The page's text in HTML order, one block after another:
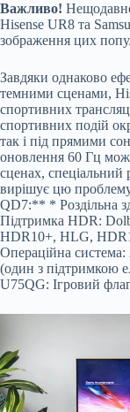
Важливо!
Hisense UR8 та
зображення цих
Завдяки однаково
темними сценами,
спортивних
спортивних подій
так і під прямими
оновлення 60 Гц
сценах,
вирішує цю
QD7:** * Роздільна
Підтримка HDR:
HDR10+, HLG,
Операційна
(один з підтримкою
U75QG: Ігровий